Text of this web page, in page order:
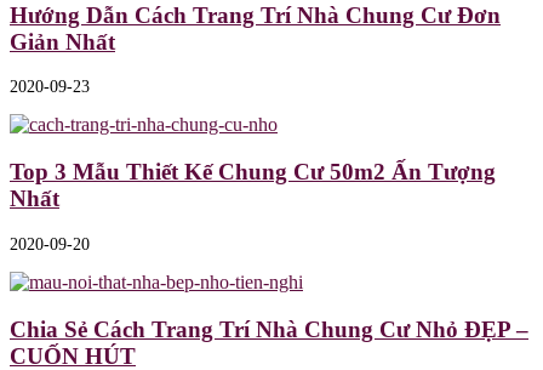
Hướng Dẫn Cách Trang Trí Nhà Chung Cư Đơn
Giản Nhất
2020-09-23
Top 3 Mẫu Thiết Kế Chung Cư 50m2 Ấn Tượng
Nhất
2020-09-20
Chia Sẻ Cách Trang Trí Nhà Chung Cư Nhỏ ĐẸP –
CUỐN HÚT